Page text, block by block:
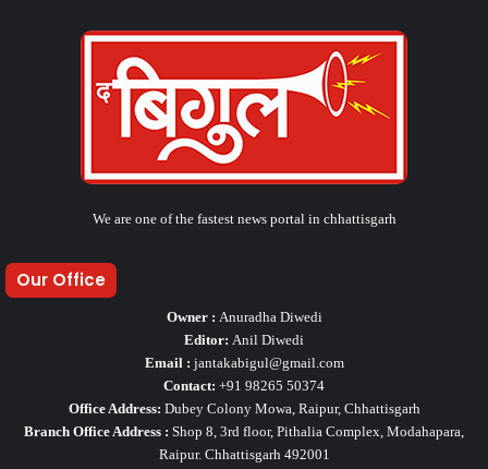
We are one of the fastest news portal in chhattisgarh
Our Office
Owner : Anuradha Diwedi
Editor: Anil Diwedi
Email : jantakabigul@gmail.com
Contact: +91 98265 50374
Office Address: Dubey Colony Mowa, Raipur, Chhattisgarh
Branch Office Address : Shop 8, 3rd floor, Pithalia Complex, Modahapara,
Raipur. Chhattisgarh 492001